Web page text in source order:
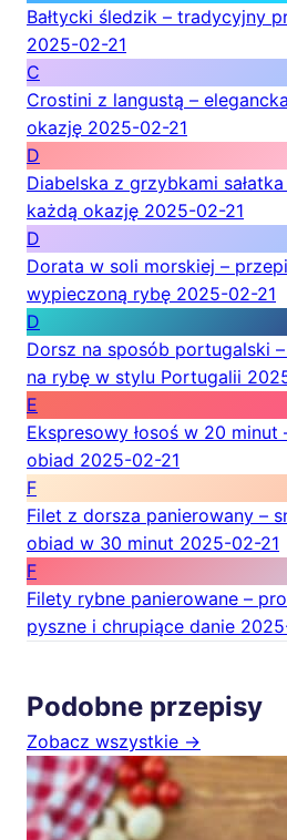
Bałtycki śledzik – tradycyjny
2025-02-21
C
Crostini z langustą –
okazję 2025-02-21
D
Diabelska z grzybkami
każdą okazję 2025-02-21
D
Dorata w soli morskiej –
wypieczoną rybę 2025-02-21
D
Dorsz na sposób portugalski
na rybę w stylu Portugalii
E
Ekspresowy łosoś w 20
obiad 2025-02-21
F
Filet z dorsza panierowany –
obiad w 30 minut 2025-02-21
F
Filety rybne panierowane –
pyszne i chrupiące danie
Podobne przepisy
Zobacz wszystkie →